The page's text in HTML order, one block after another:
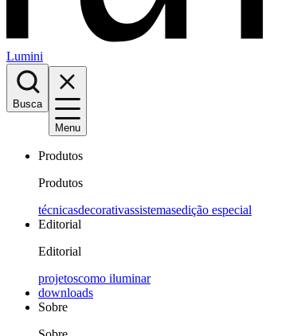
Lumini
Busca
Menu
Produtos
Produtos
técnicasdecorativassistemasedição especial
Editorial
Editorial
projetoscomo iluminar
downloads
Sobre